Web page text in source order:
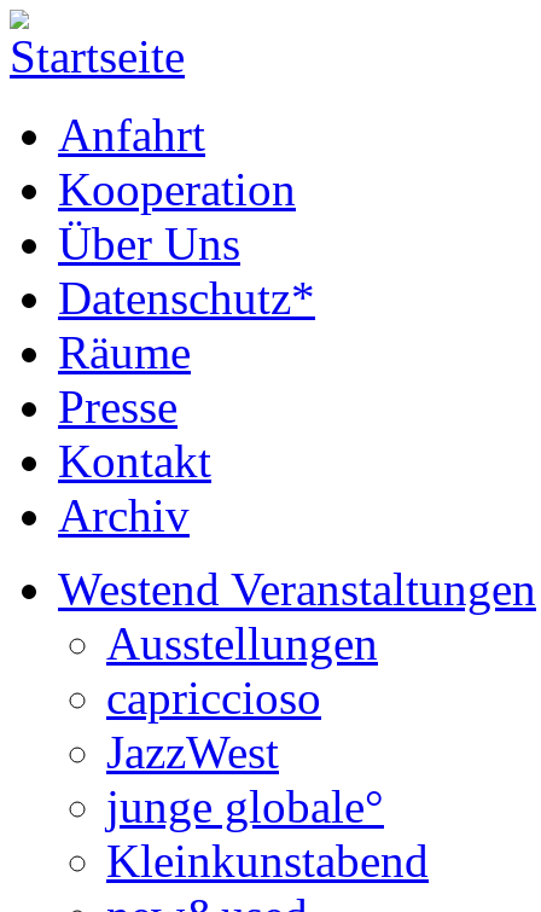
Anfahrt
Kooperation
Über Uns
Datenschutz*
Räume
Presse
Kontakt
Archiv
Westend Veranstaltungen
Ausstellungen
capriccioso
JazzWest
junge globale°
Kleinkunstabend